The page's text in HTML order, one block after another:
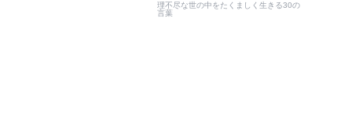
理不尽な世の中をたくましく生きる30の
言葉